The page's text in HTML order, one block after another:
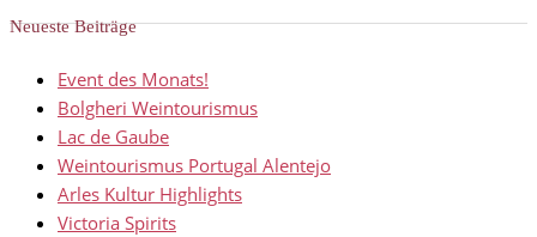
Neueste Beiträge
Event des Monats!
Bolgheri Weintourismus
Lac de Gaube
Weintourismus Portugal Alentejo
Arles Kultur Highlights
Victoria Spirits